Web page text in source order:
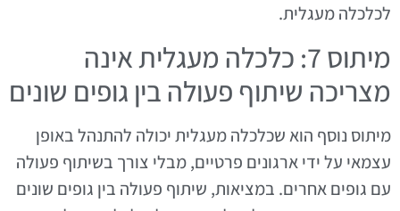
לכלכלה מעגלית.
מיתוס 7: כלכלה מעגלית אינה
מצריכה שיתוף פעולה בין גופים שונים
מיתוס נוסף הוא שכלכלה מעגלית יכולה להתנהל באופן
עצמאי על ידי ארגונים פרטיים, מבלי צורך בשיתוף פעולה
עם גופים אחרים. במציאות, שיתוף פעולה בין גופים שונים